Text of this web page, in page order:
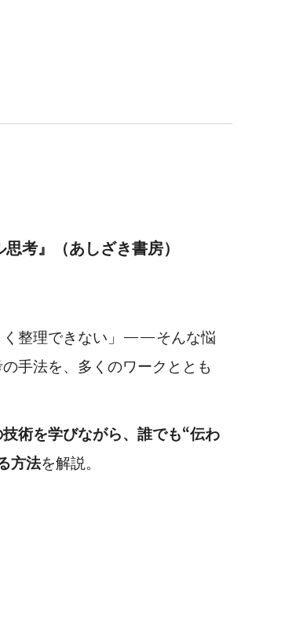
考』（あしざき書房）
く整理できない」——そんな悩
手法を、多くのワークととも
術を学びながら、誰でも“伝わ
方法を解説。